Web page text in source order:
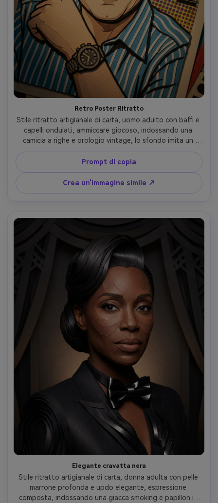
Retro Poster Ritratto
Stile ritratto artigianale di carta, uomo adulto con baffi e
capelli ondulati, ammiccare giocoso, indossando una
camicia a righe e orologio vintage, lo sfondo imita un
poster retrò fatto di punti di carta a strati e forme di
tipografia tagliate (nessun testo leggibile), riflettori
caldi, contorni audaci come bordi di carta tagliata,
composizione centrata, vibrazione poster fatta a mano,
bordi nitidi, obiettivo da 85 mm, profondità di campo
Prompt di copia
Crea un'immagine simile ↗
Elegante cravatta nera
Stile ritratto artigianale di carta, donna adulta con pelle
marrone profonda e updo elegante, espressione
composta, indossando una giacca smoking e papillon in